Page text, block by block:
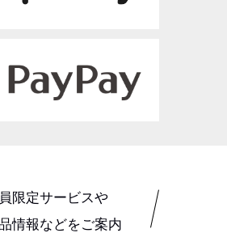
限定サービスや
情報などをご案内